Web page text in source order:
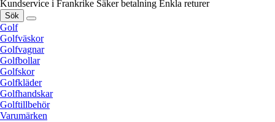
Kundservice i Frankrike Säker betalning Enkla returer
Sök
Golf
Golfväskor
Golfvagnar
Golfbollar
Golfskor
Golfkläder
Golfhandskar
Golftillbehör
Varumärken